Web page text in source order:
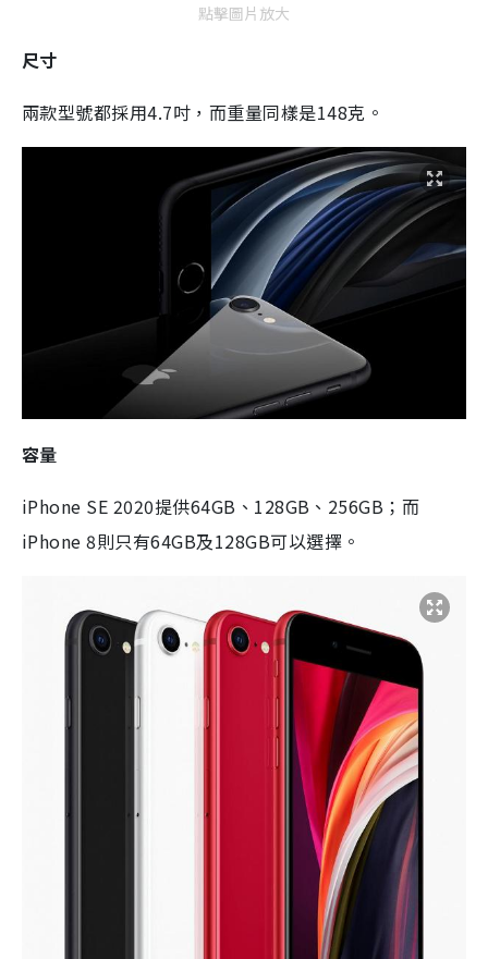
點擊圖片放大
尺寸
兩款型號都採用4.7吋，而重量同樣是148克。
容量
iPhone SE 2020提供64GB、128GB、256GB；而
iPhone 8則只有64GB及128GB可以選擇。